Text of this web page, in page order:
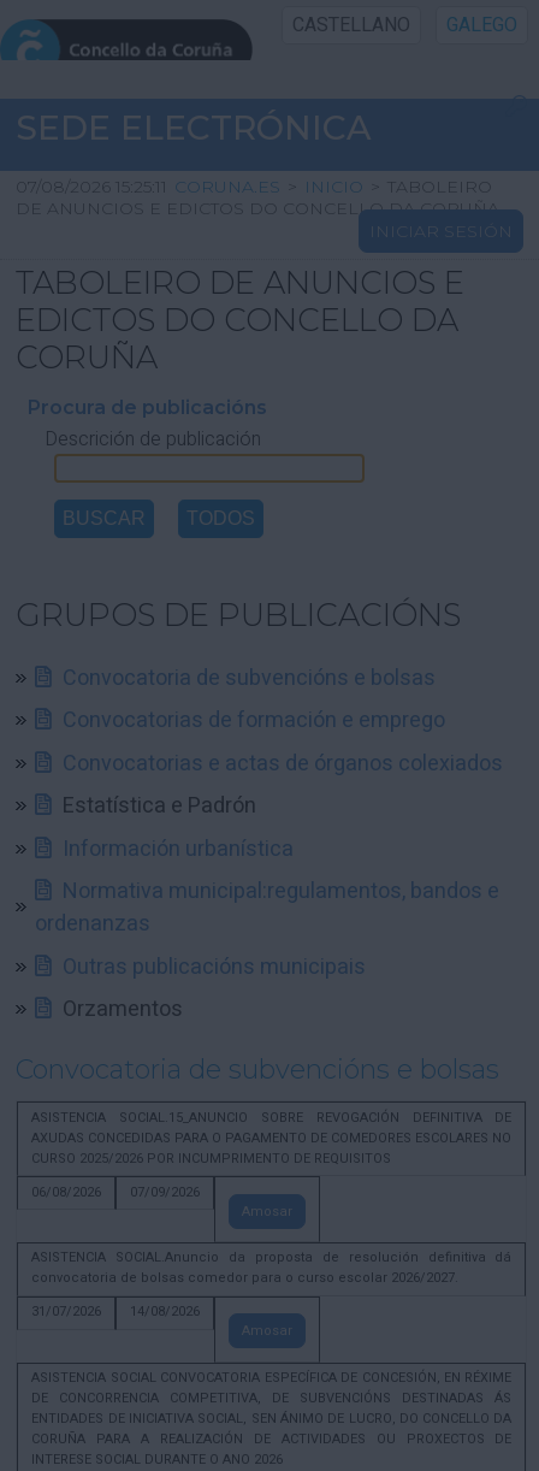
CASTELLANO GALEGO
INICIO SEDE
INICIO
INFORMACIÓN PÚBLICA
CARTAFOL CIDADÁN
AXUDA
SEDE ELECTRÓNICA
07/08/2026 15:25:11 CORUNA.ES > INICIO > TABOLEIRO
DE ANUNCIOS E EDICTOS DO CONCELLO DA CORUÑA
INICIAR SESIÓN
TABOLEIRO DE ANUNCIOS E
EDICTOS DO CONCELLO DA
CORUÑA
Procura de publicacións
Descrición de publicación
GRUPOS DE PUBLICACIÓNS
Convocatoria de subvencións e bolsas
Convocatorias de formación e emprego
Convocatorias e actas de órganos colexiados
Estatística e Padrón
Información urbanística
Normativa municipal:regulamentos, bandos e
ordenanzas
Outras publicacións municipais
Orzamentos
Convocatoria de subvencións e bolsas
ASISTENCIA SOCIAL.15_ANUNCIO SOBRE REVOGACIÓN DEFINITIVA DE
AXUDAS CONCEDIDAS PARA O PAGAMENTO DE COMEDORES ESCOLARES NO
CURSO 2025/2026 POR INCUMPRIMENTO DE REQUISITOS
06/08/2026
07/09/2026
Amosar
ASISTENCIA SOCIAL.Anuncio da proposta de resolución definitiva dá
convocatoria de bolsas comedor para o curso escolar 2026/2027.
31/07/2026
14/08/2026
Amosar
ASISTENCIA SOCIAL CONVOCATORIA ESPECÍFICA DE CONCESIÓN, EN RÉXIME
DE CONCORRENCIA COMPETITIVA, DE SUBVENCIÓNS DESTINADAS ÁS
ENTIDADES DE INICIATIVA SOCIAL, SEN ÁNIMO DE LUCRO, DO CONCELLO DA
CORUÑA PARA A REALIZACIÓN DE ACTIVIDADES OU PROXECTOS DE
INTERESE SOCIAL DURANTE O ANO 2026